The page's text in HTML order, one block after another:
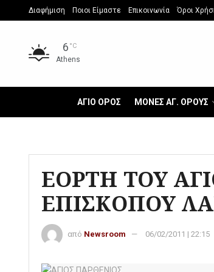
Διαφήμιση Ποιοι Είμαστε Επικοινωνία Όροι
6 °C
Athens
ΑΓΙΟ ΟΡΟΣ ΜΟΝΕΣ ΑΓ. ΟΡΟΥΣ
ΕΟΡΤΗ ΤΟΥ
ΕΠΙΣΚΟΠΟΥ
από Newsroom 06/02/2011 | 22:15